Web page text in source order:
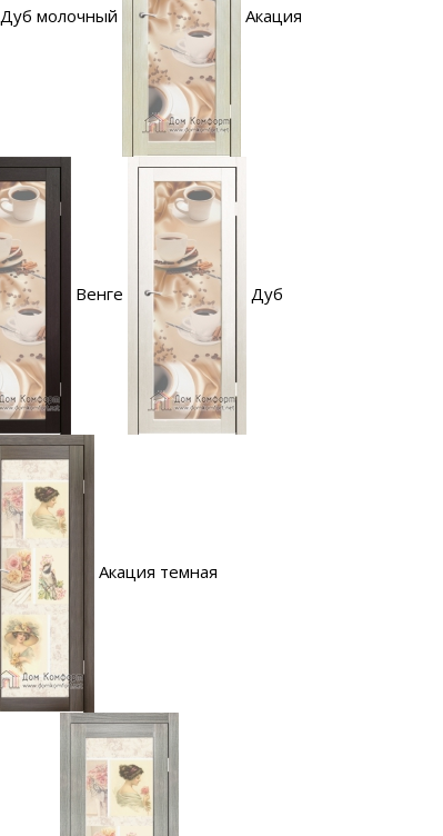
Дуб молочный Акация
Венге Дуб
Акация темная